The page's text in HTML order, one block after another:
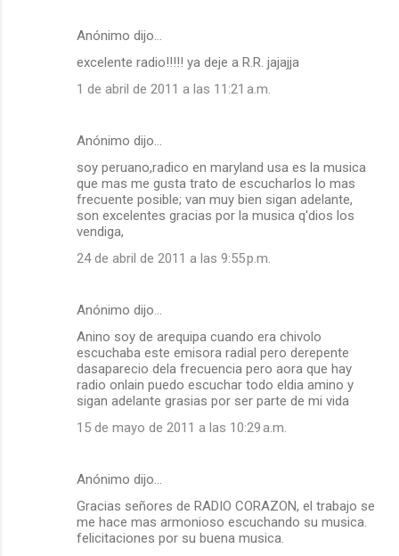
Anónimo dijo…
excelente radio!!!!! ya deje a R.R. jajajja
1 de abril de 2011 a las 11:21 a.m.
Anónimo dijo…
soy peruano,radico en maryland usa es la musica
que mas me gusta trato de escucharlos lo mas
frecuente posible; van muy bien sigan adelante,
son excelentes gracias por la musica q'dios los
vendiga,
24 de abril de 2011 a las 9:55 p.m.
Anónimo dijo…
Anino soy de arequipa cuando era chivolo
escuchaba este emisora radial pero derepente
dasaparecio dela frecuencia pero aora que hay
radio onlain puedo escuchar todo eldia amino y
sigan adelante grasias por ser parte de mi vida
15 de mayo de 2011 a las 10:29 a.m.
Anónimo dijo…
Gracias señores de RADIO CORAZON, el trabajo se
me hace mas armonioso escuchando su musica.
felicitaciones por su buena musica.